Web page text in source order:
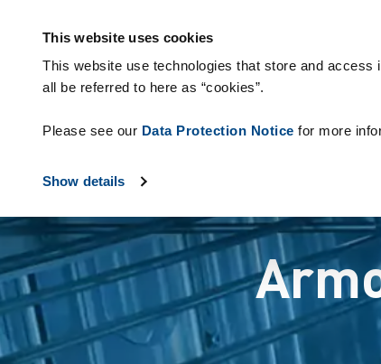
This website uses cookies
This website use technologies that store and
all be referred to here as “cookies”.
Please see our Data Protection Notice for more
Show details
Secteurs d'activité Technologies & Consommables